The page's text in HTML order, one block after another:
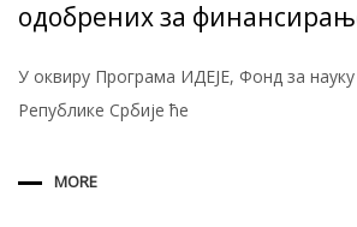
одобрених за
У оквиру Програма ИДЕЈЕ, Фонд за науку
Републике Србије ће
MORE